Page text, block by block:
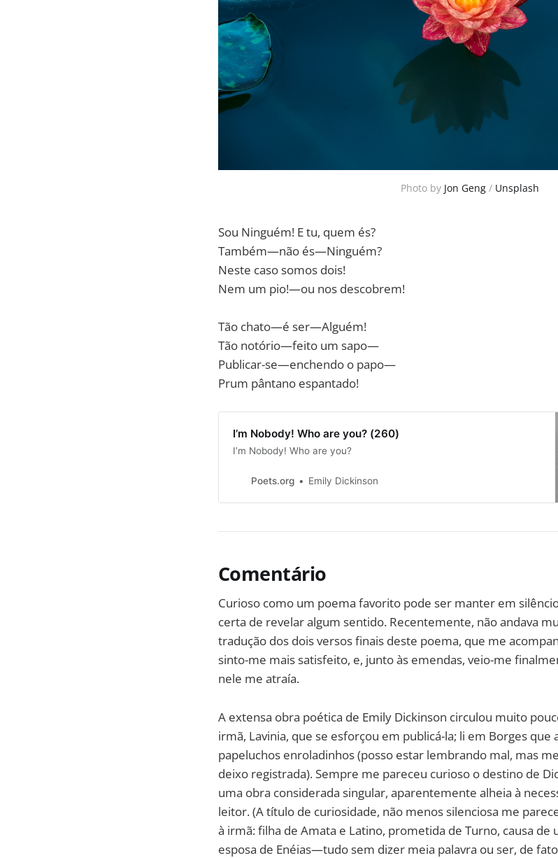
Photo by Jon Geng / Unsplash
Sou Ninguém! E tu, quem és?
Também—não és—Ninguém?
Neste caso somos dois!
Nem um pio!—ou nos descobrem!
Tão chato—é ser—Alguém!
Tão notório—feito um sapo—
Publicar-se—enchendo o papo—
Prum pântano espantado!
I’m Nobody! Who are you? (260)
I’m Nobody! Who are you?
Poets.org Emily Dickinson
Comentário
Curioso como um poema favorito pode ser manter em
certa de revelar algum sentido. Recentemente, não andava
tradução dos dois versos finais deste poema, que me
sinto-me mais satisfeito, e, junto às emendas, veio-me
nele me atraía.
A extensa obra poética de Emily Dickinson circulou muito
irmã, Lavinia, que se esforçou em publicá-la; li em Borges
papeluchos enroladinhos (posso estar lembrando mal, mas
deixo registrada). Sempre me pareceu curioso o destino de
uma obra considerada singular, aparentemente alheia à
leitor. (A título de curiosidade, não menos silenciosa me
à irmã: filha de Amata e Latino, prometida de Turno, causa de
esposa de Enéias—tudo sem dizer meia palavra ou ser, de